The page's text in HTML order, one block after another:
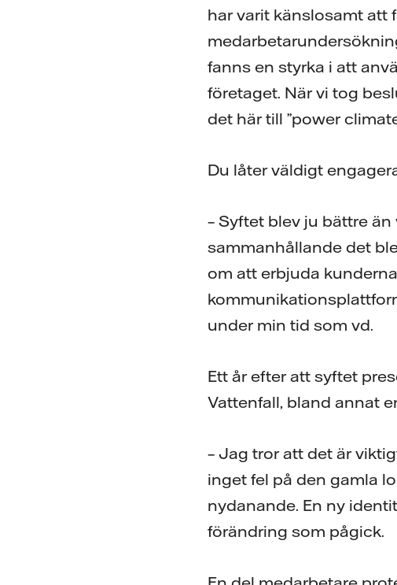
har varit känslosamt att
fanns en styrka i att
företaget. När vi tog
det här till ”power
Du låter väldigt
– Syftet blev ju bättre
sammanhållande det
om att erbjuda
under min tid som vd.
Ett år efter att syftet
Vattenfall, bland annat
– Jag tror att det är
inget fel på den gamla
nydanande. En ny
förändring som pågick.